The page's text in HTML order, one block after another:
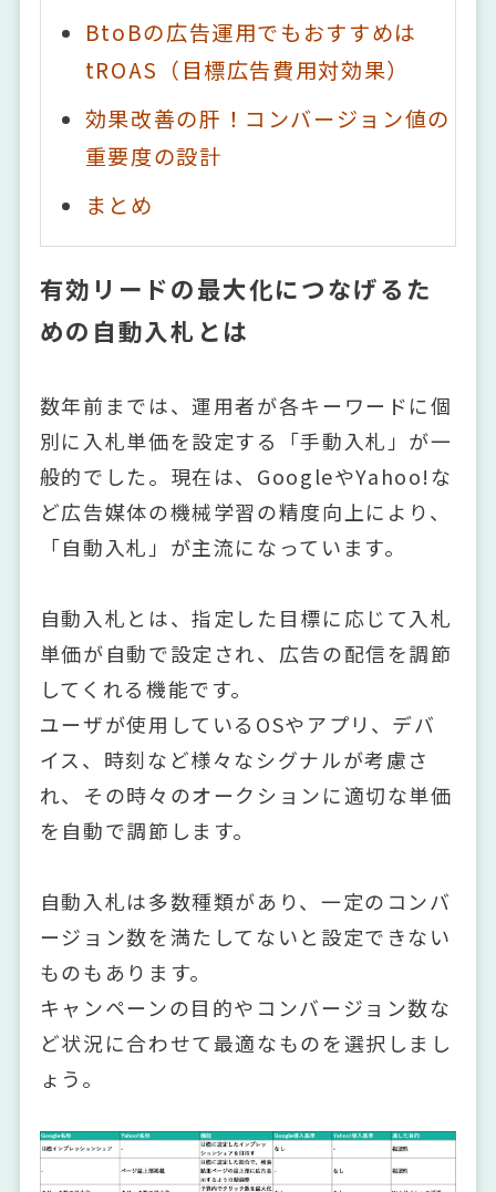
BtoBの広告運用でもおすすめは
tROAS（目標広告費用対効果）
効果改善の肝！コンバージョン値の
重要度の設計
まとめ
有効リードの最大化につなげるた
めの自動入札とは
数年前までは、運用者が各キーワードに個
別に入札単価を設定する「手動入札」が一
般的でした。現在は、GoogleやYahoo!な
ど広告媒体の機械学習の精度向上により、
「自動入札」が主流になっています。
自動入札とは、指定した目標に応じて入札
単価が自動で設定され、広告の配信を調節
してくれる機能です。
ユーザが使用しているOSやアプリ、デバ
イス、時刻など様々なシグナルが考慮さ
れ、その時々のオークションに適切な単価
を自動で調節します。
自動入札は多数種類があり、一定のコンバ
ージョン数を満たしてないと設定できない
ものもあります。
キャンペーンの目的やコンバージョン数な
ど状況に合わせて最適なものを選択しまし
ょう。